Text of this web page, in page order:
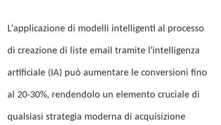
L'applicazione di modelli intelligenti al processo
di creazione di liste email tramite l'intelligenza
artificiale (IA) può aumentare le conversioni fino
al 20-30%, rendendolo un elemento cruciale di
qualsiasi strategia moderna di acquisizione